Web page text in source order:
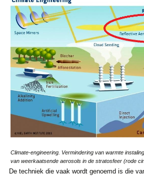
Climate-engineering. Vermindering van warmte
van weerkaatsende aerosols in de stratosfeer (rode
De techniek die vaak wordt genoemd is die